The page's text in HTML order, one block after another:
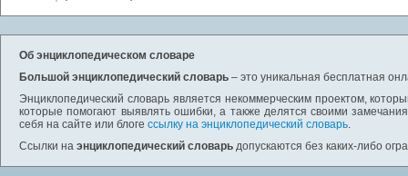
Об энциклопедическом словаре
Большой энциклопедический словарь – это уникальная бесплатная
Энциклопедический словарь является некоммерческим проектом,
которые помогают выявлять ошибки, а также делятся своими
себя на сайте или блоге ссылку на энциклопедический словарь.
Ссылки на энциклопедический словарь допускаются без каких-либо